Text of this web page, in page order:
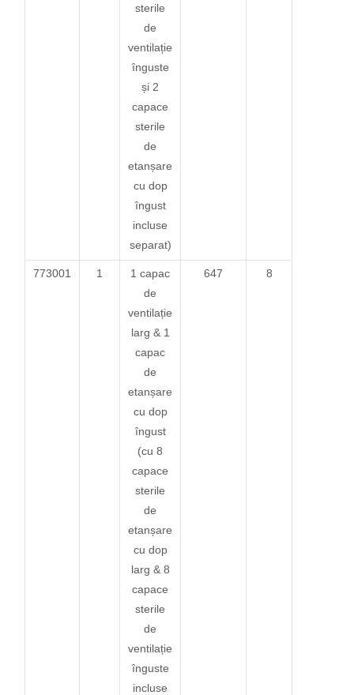
sterile
de
ventilație
înguste
și 2
capace
sterile
de
etanșare
cu dop
îngust
incluse
separat)
773001 1
1 capac
de
ventilație
larg & 1
capac
de
etanșare
cu dop
îngust
(cu 8
capace
sterile
de
etanșare
cu dop
larg & 8
capace
sterile
de
ventilație
înguste
incluse
647 8